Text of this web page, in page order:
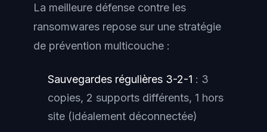
La meilleure défense contre les
ransomwares repose sur une stratégie
de prévention multicouche :
Sauvegardes régulières 3-2-1 : 3
copies, 2 supports différents, 1 hors
site (idéalement déconnectée)